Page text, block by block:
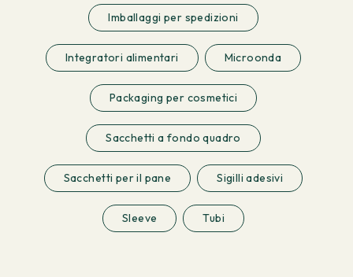
Imballaggi per spedizioni
Integratori alimentari Microonda
Packaging per cosmetici
Sacchetti a fondo quadro
Sacchetti per il pane Sigilli adesivi
Sleeve Tubi